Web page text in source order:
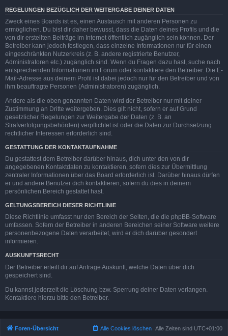
REGELUNGEN BEZÜGLICH DER WEITERGABE DEINER DATEN
Zweck eines Boards ist es, einen Austausch mit anderen Personen zu
ermöglichen. Du bist dir daher bewusst, dass die Daten deines Profils und die
von dir erstellten Beiträge im Internet öffentlich zugänglich sein können. Der
Betreiber kann jedoch festlegen, dass einzelne Informationen nur für einen
eingeschränkten Nutzerkreis (z. B. andere registrierte Benutzer,
Administratoren etc.) zugänglich sind. Wenn du Fragen dazu hast, suche nach
entsprechenden Informationen im Forum oder kontaktiere den Betreiber. Die E-
Mail-Adresse aus deinem Profil ist dabei jedoch nur für den Betreiber und von
ihm beauftragte Personen (Administratoren) zugänglich.
Andere als die oben genannten Daten wird der Betreiber nur mit deiner
Zustimmung an Dritte weitergeben. Dies gilt nicht, sofern er auf Grund
gesetzlicher Regelungen zur Weitergabe der Daten (z. B. an
Strafverfolgungsbehörden) verpflichtet ist oder die Daten zur Durchsetzung
rechtlicher Interessen erforderlich sind.
GESTATTUNG DER KONTAKTAUFNAHME
Du gestattest dem Betreiber darüber hinaus, dich unter den von dir
angegebenen Kontaktdaten zu kontaktieren, sofern dies zur Übermittlung
zentraler Informationen über das Board erforderlich ist. Darüber hinaus dürfen
er und andere Benutzer dich kontaktieren, sofern du dies in deinem
persönlichen Bereich gestattet hast.
GELTUNGSBEREICH DIESER RICHTLINIE
Diese Richtlinie umfasst nur den Bereich der Seiten, die die phpBB-Software
umfassen. Sofern der Betreiber in anderen Bereichen seiner Software weitere
personenbezogene Daten verarbeitet, wird er dich darüber gesondert
informieren.
AUSKUNFTSRECHT
Der Betreiber erteilt dir auf Anfrage Auskunft, welche Daten über dich
gespeichert sind.
Du kannst jederzeit die Löschung bzw. Sperrung deiner Daten verlangen.
Kontaktiere hierzu bitte den Betreiber.
Foren-Übersicht Alle Zeiten sind UTC+01:00
Alle Cookies löschen